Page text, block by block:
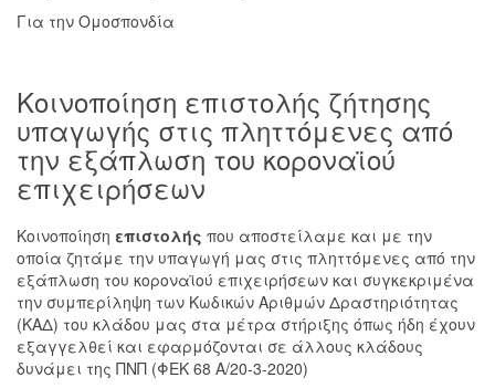
Για την Ομοσπονδία
Κοινοποίηση επιστολής ζήτησης
υπαγωγής στις πληττόμενες από
την εξάπλωση του κοροναϊού
επιχειρήσεων
Κοινοποίηση επιστολής που αποστείλαμε και με την
οποία ζητάμε την υπαγωγή μας στις πληττόμενες από την
εξάπλωση του κοροναϊού επιχειρήσεων και συγκεκριμένα
την συμπερίληψη των Κωδικών Αριθμών Δραστηριότητας
(ΚΑΔ) του κλάδου μας στα μέτρα στήριξης όπως ήδη έχουν
εξαγγελθεί και εφαρμόζονται σε άλλους κλάδους
δυνάμει της ΠΝΠ (ΦΕΚ 68 Α/20-3-2020)